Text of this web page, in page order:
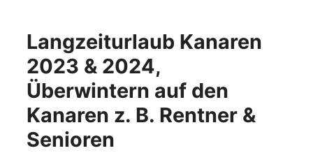
Langzeiturlaub Kanaren
2023 & 2024,
Überwintern auf den
Kanaren z. B. Rentner &
Senioren